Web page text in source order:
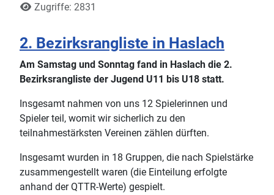
Zugriffe: 2831
2. Bezirksrangliste in Haslach
Am Samstag und Sonntag fand in Haslach die 2.
Bezirksrangliste der Jugend U11 bis U18 statt.
Insgesamt nahmen von uns 12 Spielerinnen und
Spieler teil, womit wir sicherlich zu den
teilnahmestärksten Vereinen zählen dürften.
Insgesamt wurden in 18 Gruppen, die nach Spielstärke
zusammengestellt waren (die Einteilung erfolgte
anhand der QTTR-Werte) gespielt.